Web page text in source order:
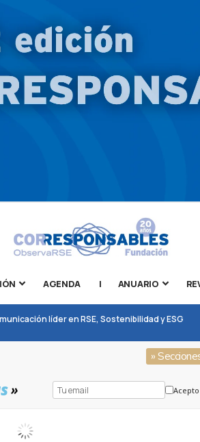
AGENDA | ANUARIO
líder en RSE, Sostenibilidad y ESG
»
»